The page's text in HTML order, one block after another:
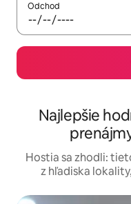
Odchod
Najlepšie
Hostia sa zhodli:
z hľadiska